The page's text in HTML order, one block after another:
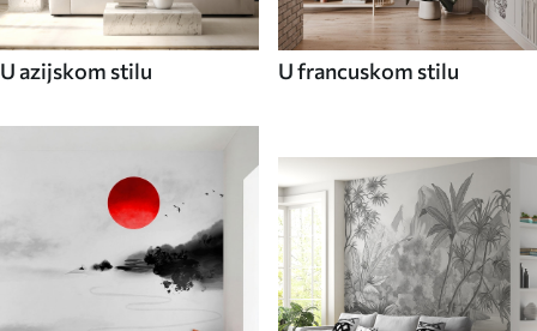
U azijskom stilu U francuskom stilu